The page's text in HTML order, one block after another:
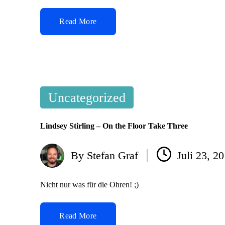
Read More
Posted
in
Uncategorized
Lindsey Stirling – On the Floor Take Three
Posted
by
By Stefan Graf Juli 23,
Nicht nur was für die Ohren! ;)
Read More